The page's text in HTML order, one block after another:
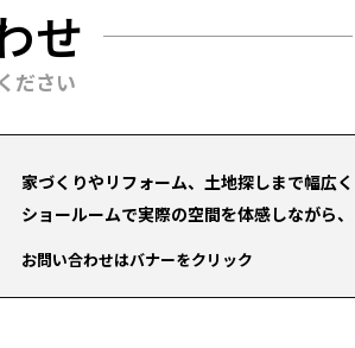
せ
ださい
家づくりやリフォーム、土地探しまで幅広
ショールームで実際の空間を体感しながら
お問い合わせはバナーをクリック